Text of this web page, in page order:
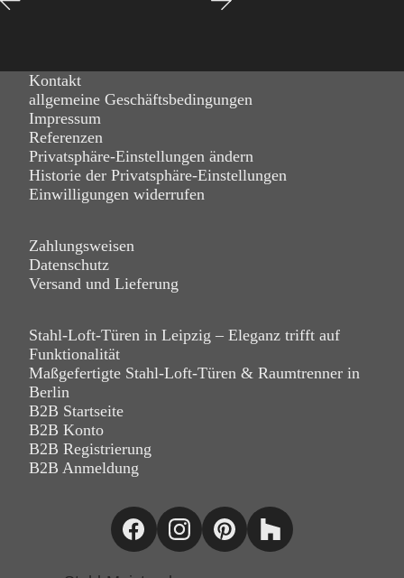
Kontakt
allgemeine Geschäftsbedingungen
Impressum
Referenzen
Privatsphäre-Einstellungen ändern
Historie der Privatsphäre-Einstellungen
Einwilligungen widerrufen
Zahlungsweisen
Datenschutz
Versand und Lieferung
Stahl-Loft-Türen in Leipzig – Eleganz trifft auf
Funktionalität
Maßgefertigte Stahl-Loft-Türen & Raumtrenner in
Berlin
B2B Startseite
B2B Konto
B2B Registrierung
B2B Anmeldung